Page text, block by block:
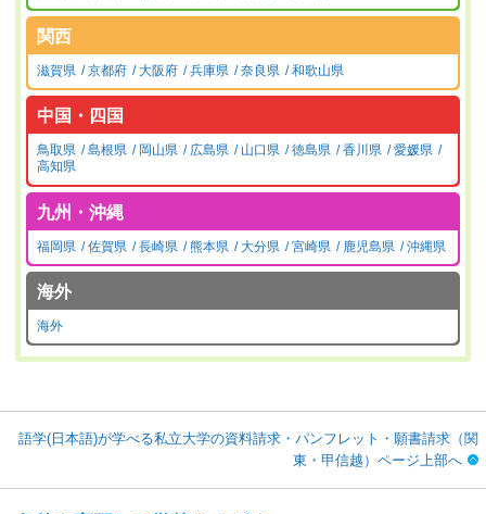
関西
滋賀県 京都府 大阪府 兵庫県 奈良県 和歌山県
中国・四国
鳥取県 島根県 岡山県 広島県 山口県 徳島県 香川県
愛媛県
高知県
九州・沖縄
福岡県 佐賀県 長崎県 熊本県 大分県 宮崎県 鹿児島県 沖縄県
海外
海外
語学(日本語)が学べる私立大学の資料請求・パンフレット・願書請求（関
東・甲信越）ページ上部へ